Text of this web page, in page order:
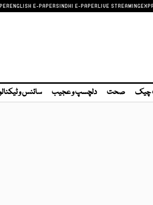
ENGLISH E-PAPERSINDHI E-PAPERLIVE STREAMING
چیک صحت دلچسپ و عجیب سائنس و